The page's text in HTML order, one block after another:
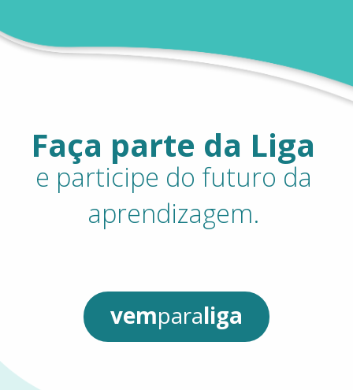
Faça parte da Liga
e participe do futuro da
aprendizagem.
vemparaliga